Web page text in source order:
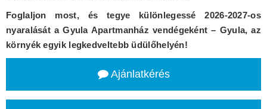
Foglaljon most, és tegye különlegessé 2026-2027-os
nyaralását a Gyula Apartmanház vendégeként – Gyula, az
környék egyik legkedveltebb üdülőhelyén!
Ajánlatkérés